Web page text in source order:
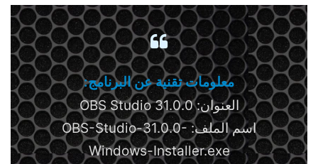
معلومات تقنية عن البرنامج:
العنوان: OBS Studio 31.0.0
اسم الملف: OBS-Studio-31.0.0-
Windows-Installer.exe